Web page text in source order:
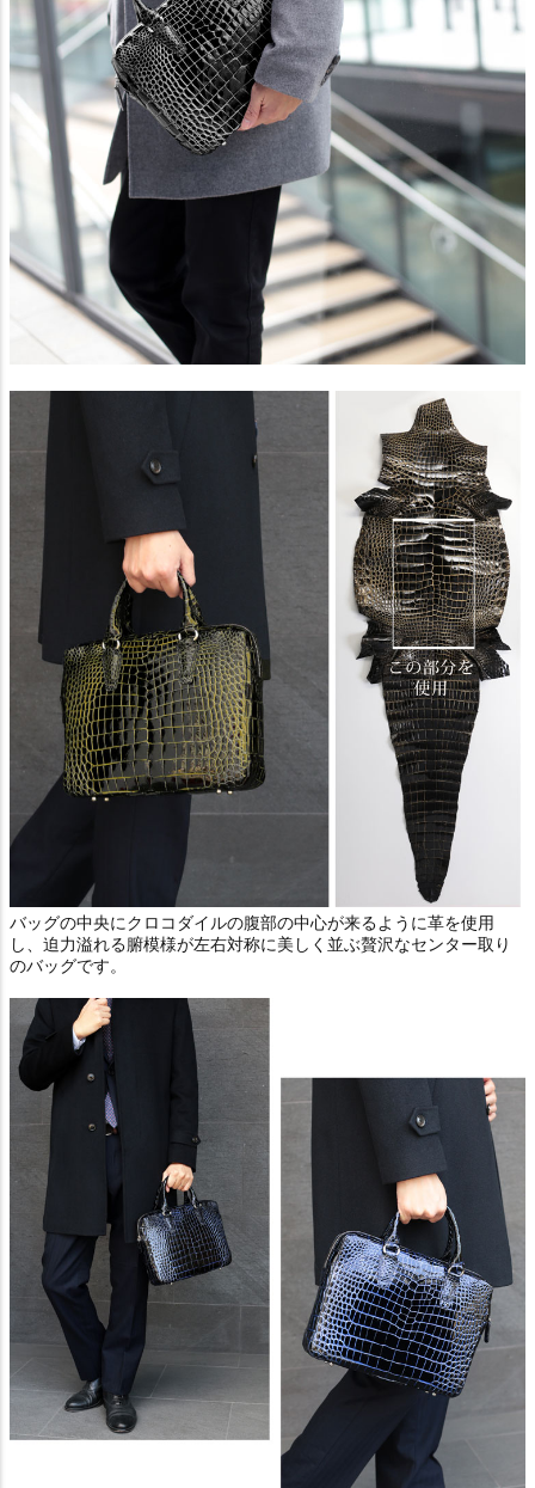
バッグの中央にクロコダイルの腹部の中心が来るように革を使用
し、迫力溢れる腑模様が左右対称に美しく並ぶ贅沢なセンター取り
のバッグです。